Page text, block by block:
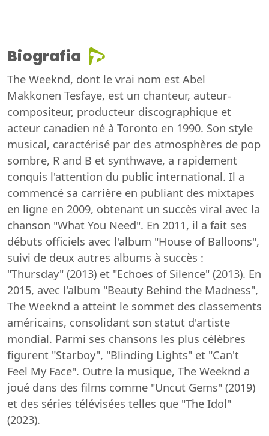
Biografia
The Weeknd, dont le vrai nom est Abel
Makkonen Tesfaye, est un chanteur, auteur-
compositeur, producteur discographique et
acteur canadien né à Toronto en 1990. Son style
musical, caractérisé par des atmosphères de pop
sombre, R and B et synthwave, a rapidement
conquis l'attention du public international. Il a
commencé sa carrière en publiant des mixtapes
en ligne en 2009, obtenant un succès viral avec la
chanson "What You Need". En 2011, il a fait ses
débuts officiels avec l'album "House of Balloons",
suivi de deux autres albums à succès :
"Thursday" (2013) et "Echoes of Silence" (2013). En
2015, avec l'album "Beauty Behind the Madness",
The Weeknd a atteint le sommet des classements
américains, consolidant son statut d'artiste
mondial. Parmi ses chansons les plus célèbres
figurent "Starboy", "Blinding Lights" et "Can't
Feel My Face". Outre la musique, The Weeknd a
joué dans des films comme "Uncut Gems" (2019)
et des séries télévisées telles que "The Idol"
(2023).